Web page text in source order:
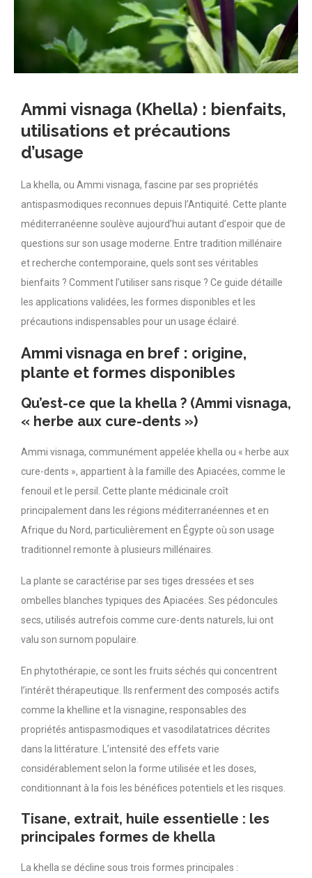
Ammi visnaga (Khella) : bienfaits,
utilisations et précautions
d’usage
La khella, ou Ammi visnaga, fascine par ses propriétés
antispasmodiques reconnues depuis l’Antiquité. Cette plante
méditerranéenne soulève aujourd’hui autant d’espoir que de
questions sur son usage moderne. Entre tradition millénaire
et recherche contemporaine, quels sont ses véritables
bienfaits ? Comment l’utiliser sans risque ? Ce guide détaille
les applications validées, les formes disponibles et les
précautions indispensables pour un usage éclairé.
Ammi visnaga en bref : origine,
plante et formes disponibles
Qu’est-ce que la khella ? (Ammi visnaga,
« herbe aux cure-dents »)
Ammi visnaga, communément appelée khella ou « herbe aux
cure-dents », appartient à la famille des Apiacées, comme le
fenouil et le persil. Cette plante médicinale croît
principalement dans les régions méditerranéennes et en
Afrique du Nord, particulièrement en Égypte où son usage
traditionnel remonte à plusieurs millénaires.
La plante se caractérise par ses tiges dressées et ses
ombelles blanches typiques des Apiacées. Ses pédoncules
secs, utilisés autrefois comme cure-dents naturels, lui ont
valu son surnom populaire.
En phytothérapie, ce sont les fruits séchés qui concentrent
l’intérêt thérapeutique. Ils renferment des composés actifs
comme la khelline et la visnagine, responsables des
propriétés antispasmodiques et vasodilatatrices décrites
dans la littérature. L’intensité des effets varie
considérablement selon la forme utilisée et les doses,
conditionnant à la fois les bénéfices potentiels et les risques.
Tisane, extrait, huile essentielle : les
principales formes de khella
La khella se décline sous trois formes principales :